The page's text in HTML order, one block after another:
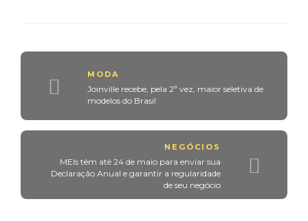
MODA
Joinville recebe, pela 2ª vez, maior seletiva de
modelos do Brasil
NEGÓCIOS
MEIs têm até 24 de maio para enviar sua
Declaração Anual e garantir a regularidade
de seu negócio